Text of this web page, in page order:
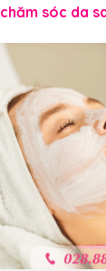
chăm sóc da